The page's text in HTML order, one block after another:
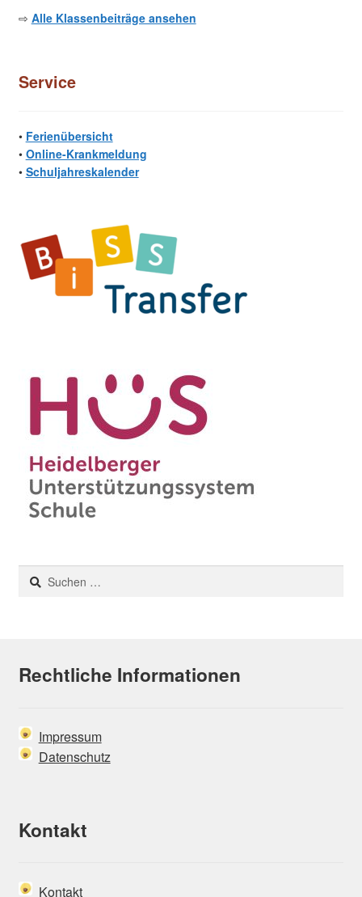
⇨ Alle Klassenbeiträge ansehen
Service
• Ferienübersicht
• Online-Krankmeldung
• Schuljahreskalender
Suchen
nach:
Rechtliche Informationen
Impressum
Datenschutz
Kontakt
Kontakt